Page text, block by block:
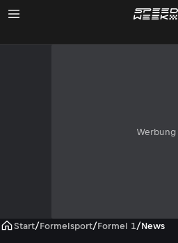
Werbung
Start/Formelsport/Formel 1/News